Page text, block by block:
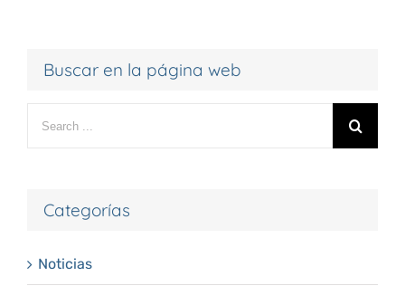
Buscar en la página web
for:
Categorías
Noticias